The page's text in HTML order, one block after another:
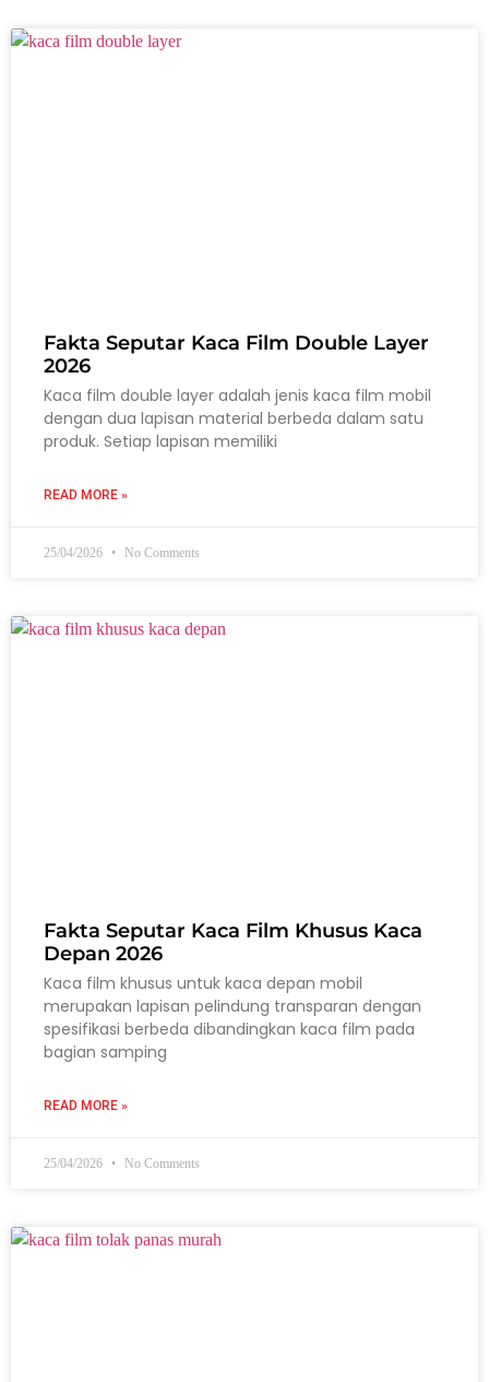
Fakta Seputar Kaca Film Double Layer
2026
Kaca film double layer adalah jenis kaca film mobil
dengan dua lapisan material berbeda dalam satu
produk. Setiap lapisan memiliki
READ MORE »
25/04/2026 No Comments
Fakta Seputar Kaca Film Khusus Kaca
Depan 2026
Kaca film khusus untuk kaca depan mobil
merupakan lapisan pelindung transparan dengan
spesifikasi berbeda dibandingkan kaca film pada
bagian samping
READ MORE »
25/04/2026 No Comments